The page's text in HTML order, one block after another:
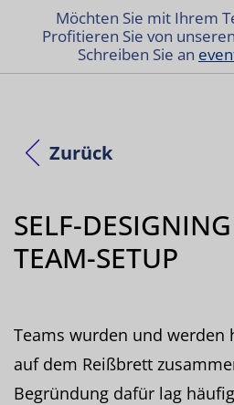
Möchten Sie mit Ihrem
Profitieren Sie von
Schreiben Sie an
Zurück
SELF-
TEAM-SETUP
Teams wurden und werden
auf dem Reißbrett
Begründung dafür lag